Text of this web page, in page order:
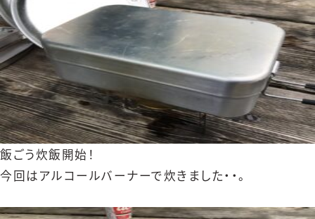
飯ごう炊飯開始！
今回はアルコールバーナーで炊きました・・。